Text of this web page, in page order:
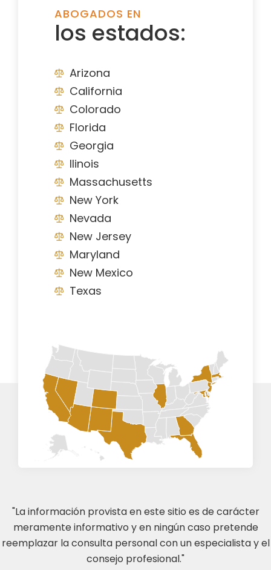
ABOGADOS EN
los estados:
Arizona
California
Colorado
Florida
Georgia
Ilinois
Massachusetts
New York
Nevada
New Jersey
Maryland
New Mexico
Texas
"La información provista en este sitio es de carácter
meramente informativo y en ningún caso pretende
reemplazar la consulta personal con un especialista y el
consejo profesional."